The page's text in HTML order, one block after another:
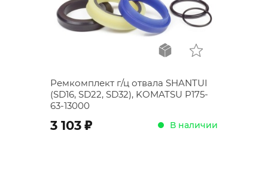
Ремкомплект г/ц отвала SHANTUI
(SD16, SD22, SD32), KOMATSU P175-
63-13000
3 103 ; В наличии